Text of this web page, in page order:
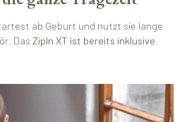
ab Geburt und nutzt sie lange
Das ZipIn XT ist bereits inklusive